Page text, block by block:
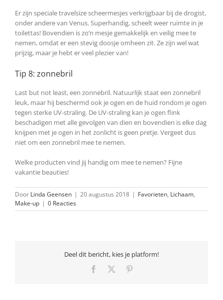
Er zijn speciale travelsize scheermesjes verkrijgbaar bij de drogist,
onder andere van Venus. Superhandig, scheelt weer ruimte in je
toilettas! Bovendien is zo’n mesje gemakkelijk en veilig mee te
nemen, omdat er een stevig doosje omheen zit. Ze zijn wel wat
prijzig, maar je hebt er veel plezier van!
Tip 8: zonnebril
Last but not least, een zonnebril. Natuurlijk staat een zonnebril
leuk, maar hij beschermd ook je ogen en de huid rondom je ogen
tegen sterke UV-straling. De UV-straling kan je ogen flink
beschadigen met alle gevolgen van dien en bovendien is elke dag
knijpen met je ogen in het zonlicht is geen pretje. Vergeet dus
niet om een zonnebril mee te nemen.
Welke producten vind jij handig om mee te nemen? Fijne
vakantie beauties!
Door Linda Geensen | 20 augustus 2018 | Favorieten, Lichaam,
Make-up | 0 Reacties
Deel dit bericht, kies je platform!
Facebook